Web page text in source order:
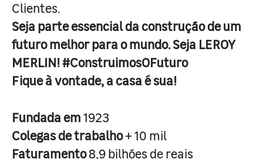
Clientes.
Seja parte essencial da construção de um
futuro melhor para o mundo. Seja LEROY
MERLIN! #ConstruimosOFuturo
Fique à vontade, a casa é sua!
Fundada em1923
Colegas de trabalho+ 10 mil
Faturamento8,9 bilhões de reais